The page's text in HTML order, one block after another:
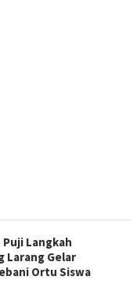
Langkah
Larang Gelar
Ortu Siswa